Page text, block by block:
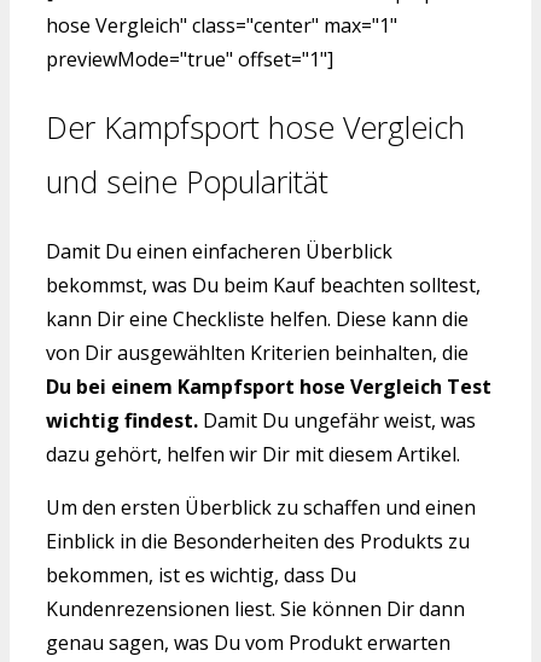
hose Vergleich" class="center" max="1"
previewMode="true" offset="1"]
Der Kampfsport hose Vergleich
und seine Popularität
Damit Du einen einfacheren Überblick
bekommst, was Du beim Kauf beachten solltest,
kann Dir eine Checkliste helfen. Diese kann die
von Dir ausgewählten Kriterien beinhalten, die
Du bei einem Kampfsport hose Vergleich Test
wichtig findest. Damit Du ungefähr weist, was
dazu gehört, helfen wir Dir mit diesem Artikel.
Um den ersten Überblick zu schaffen und einen
Einblick in die Besonderheiten des Produkts zu
bekommen, ist es wichtig, dass Du
Kundenrezensionen liest. Sie können Dir dann
genau sagen, was Du vom Produkt erwarten